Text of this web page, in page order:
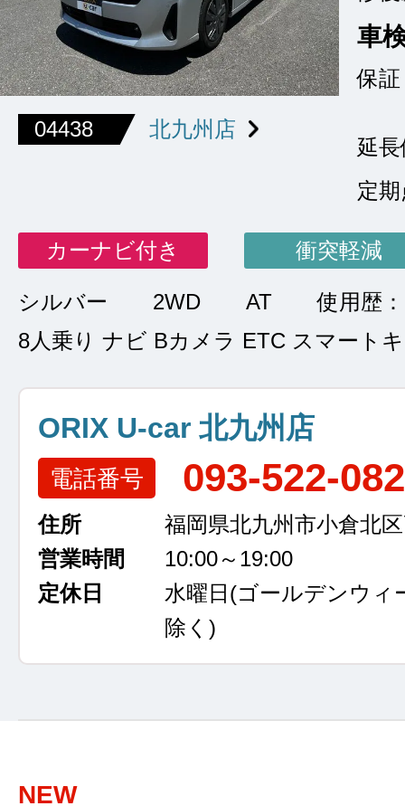
04438 北九州店
車
保証
延
定
カーナビ付き 衝突軽減
シルバー 2WD AT
使用歴
8人乗り ナビ Bカメラ ETC スマート
ORIX U-car 北九州店
電話番号 093-522-
住所
福岡県北九州市小倉北
営業時間
10:00～19:00
定休日
水曜日 (ゴールデンウィ
除く)
NEW